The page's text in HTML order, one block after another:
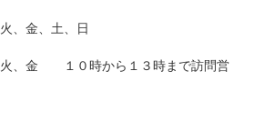
金、土、日
、金 １０時から１３時まで訪問営